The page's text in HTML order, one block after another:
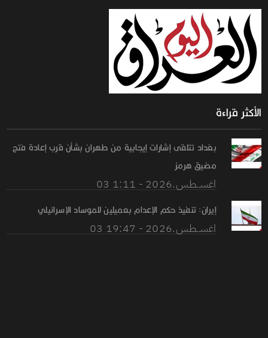
الأكثر قراءة
بغداد تتلقى إشارات إيجابية من طهران بشأن قرب إعادة فتح
مضيق هرمز
03 اغســطس.2026 - 1:11
إيران: تنفيذ حكم الإعدام بعميلين للموساد الإسرائيلي
03 اغســطس.2026 - 19:47